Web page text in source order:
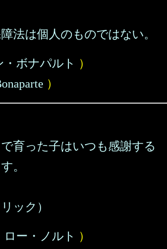
法は個人のものではない。
ボナパルト ）
）
育った子はいつも感謝する
。
ック）
ロー・ノルト ）